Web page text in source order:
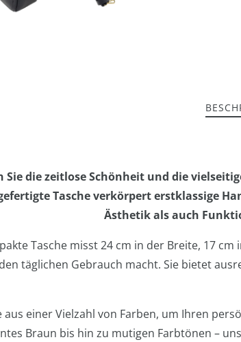
Sie die zeitlose Schönheit und die
Tasche verkörpert erstklassige
Ästhetik als auch
Tasche misst 24 cm in der Breite, 17
täglichen Gebrauch macht. Sie bietet
aus einer Vielzahl von Farben, um Ihren
Braun bis hin zu mutigen Farbtönen –